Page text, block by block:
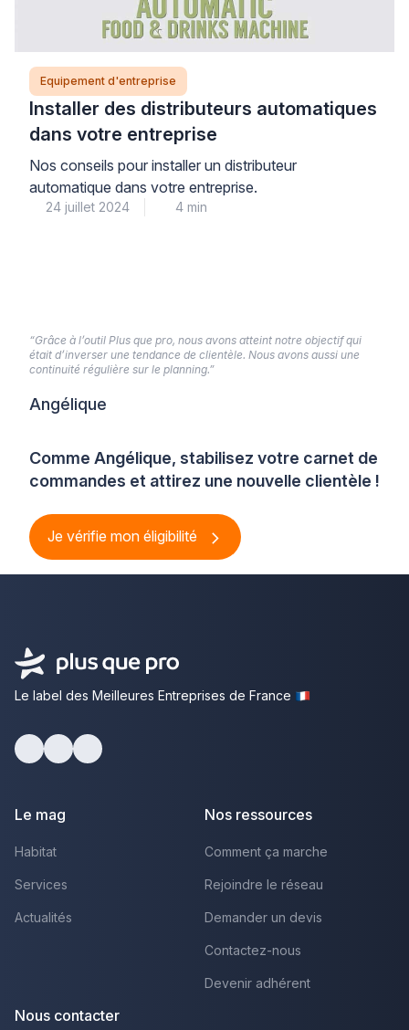
Equipement d'entreprise
Installer des distributeurs automatiques
dans votre entreprise
Nos conseils pour installer un distributeur
automatique dans votre entreprise.
24 juillet 2024 4 min
Comme Angélique, stabilisez votre carnet de
commandes et attirez une nouvelle clientèle !
Je vérifie mon éligibilité
“Grâce à l’outil Plus que pro, nous avons atteint notre objectif qui
était d’inverser une tendance de clientèle. Nous avons aussi une
continuité régulière sur le planning.”
Angélique
Le label des Meilleures Entreprises de France
Le mag
Habitat
Services
Actualités
Nos ressources
Comment ça marche
Rejoindre le réseau
Demander un devis
Contactez-nous
Devenir adhérent
Nous contacter